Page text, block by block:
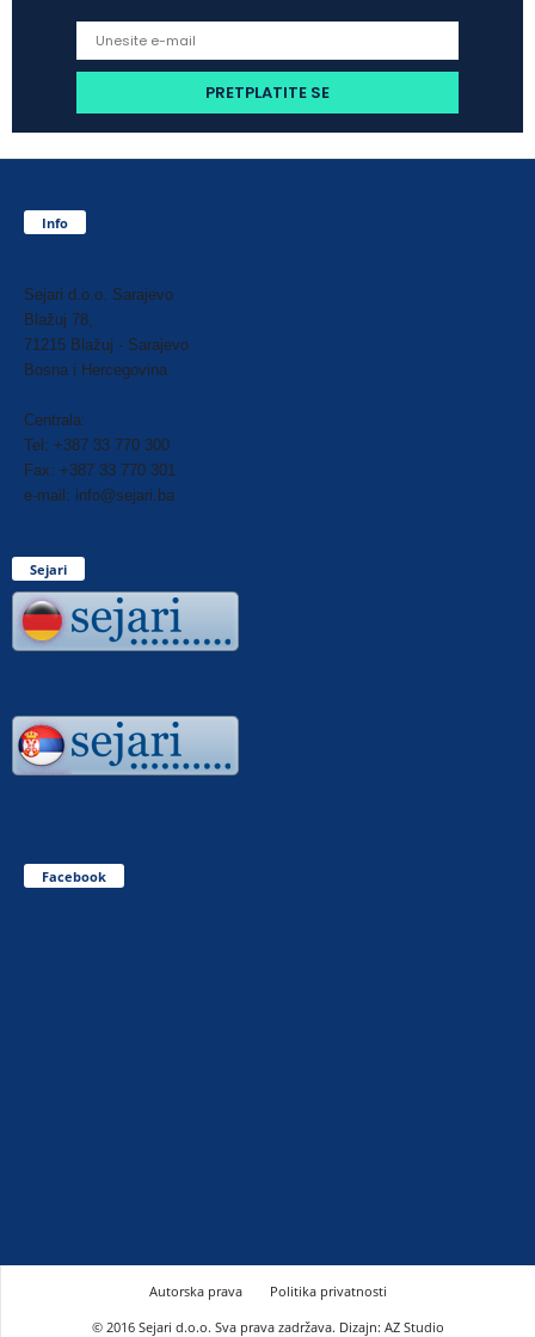
Info
Sejari d.o.o. Sarajevo
Blažuj 78,
71215 Blažuj - Sarajevo
Bosna i Hercegovina
Centrala:
Tel: +387 33 770 300
Fax: +387 33 770 301
e-mail: info@sejari.ba
Sejari
Facebook
Autorska prava
Politika privatnosti
© 2016 Sejari d.o.o. Sva prava zadržava. Dizajn: AZ Studio